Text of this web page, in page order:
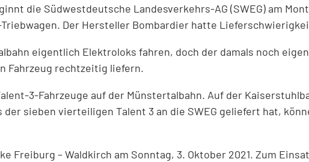
die Südwestdeutsche Landesverkehrs-AG (SWEG) am
Der Hersteller Bombardier hatte
eigentlich Elektroloks fahren, doch der damals noch
Fahrzeug rechtzeitig liefern.
3-Fahrzeuge auf der Münstertalbahn. Auf der
sieben vierteiligen Talent 3 an die SWEG geliefert hat,
Freiburg – Waldkirch am Sonntag, 3. Oktober 2021. Zum